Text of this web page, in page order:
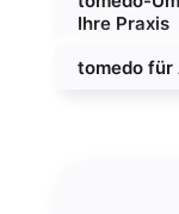
Ihre Praxis
tomedo für